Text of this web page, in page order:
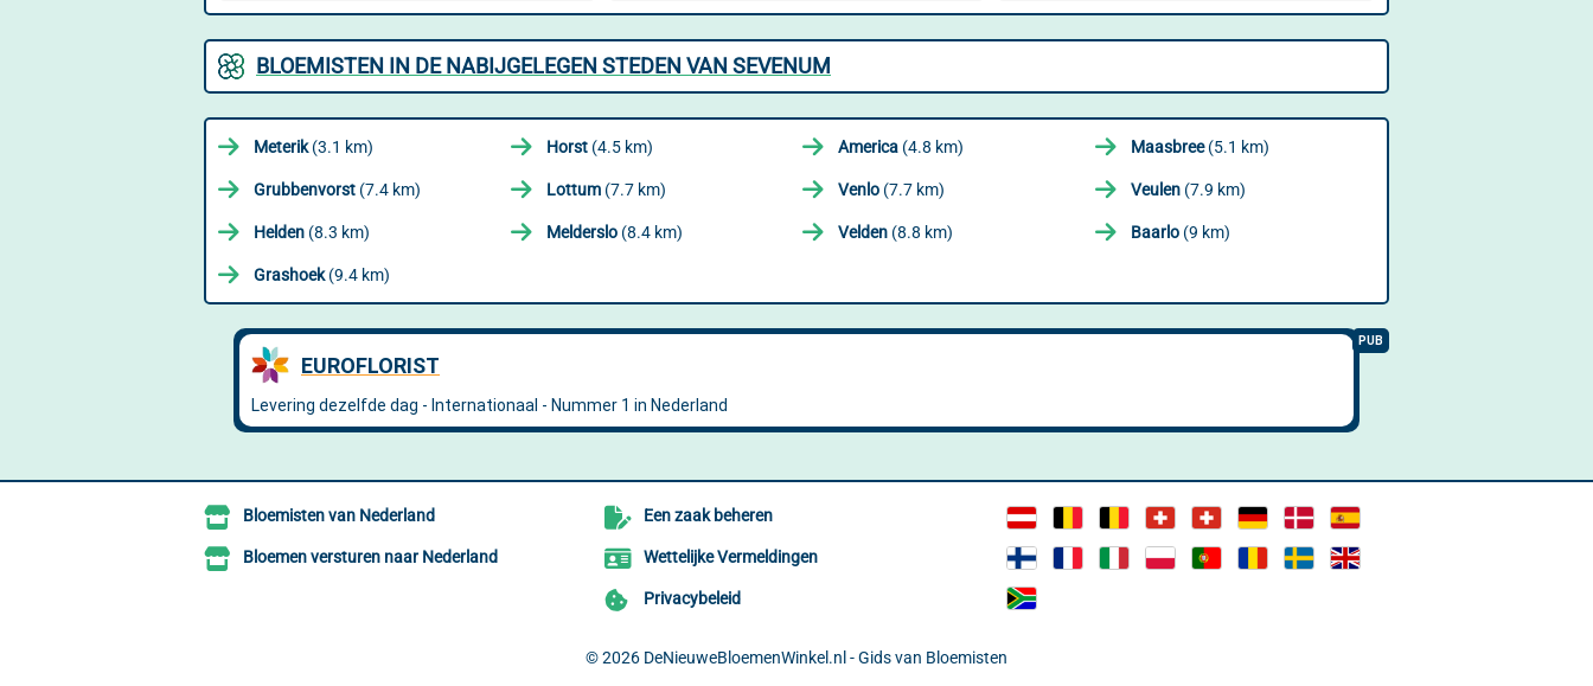
BLOEMISTEN IN DE NABIJGELEGEN STEDEN VAN SEVENUM
Meterik(3.1 km) Horst(4.5 km) America (4.8 km) Maasbree(5.1 km)
Grubbenvorst (7.4 km) Lottum(7.7 km) Venlo (7.7 km) Veulen(7.9 km)
Helden (8.3 km) Melderslo(8.4 km) Velden (8.8 km) Baarlo(9 km)
Grashoek(9.4 km)
Bloemisten van Nederland
Bloemen versturen naar Nederland
Een zaak beheren
Wettelijke Vermeldingen
Privacybeleid
© 2026 DeNieuweBloemenWinkel.nl - Gids van Bloemisten